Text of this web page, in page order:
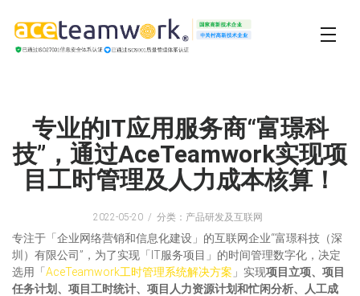
专业的IT应用服务商“富璟科
技”，通过AceTeamwork实现项
目工时管理及人力成本核算！
2022-05-20 分类：产品研发及互联网
专注于「企业网络营销和信息化建设」的互联网企业“富璟科技（深
圳）有限公司”，为了实现「IT服务项目」的时间管理数字化，决定
选用「 AceTeamwork工时管理系统解决方案 」实现项目立项、项目
任务计划、项目工时统计、项目人力资源计划和忙闲分析、人工成